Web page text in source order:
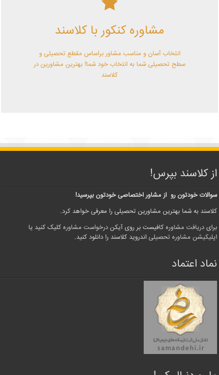
مشاوره کنکور با کلاسند
انتخاب آسان و مناسب مشاور براساس مقطع تحصیلی و
سطح تحصیلی شما به انتخاب خود شما! بهترین مشاورین در
کلاسند
از کلاسند بپرس!
سوالات خودتون رو از مشاور اختصاصی خودتون بپرسید!
کلاسند به شما بهترین مشاورین تحصیلی را معرفی خواهد کرد.
برایدریافت مشاوره کافیست بر روی آیکندرخواست مشاوره کلیک کنید یا
اپلیکیشن مشاوره تحصیلی اندروید کلاسند را دانلود کنید.
نماد اعتماد